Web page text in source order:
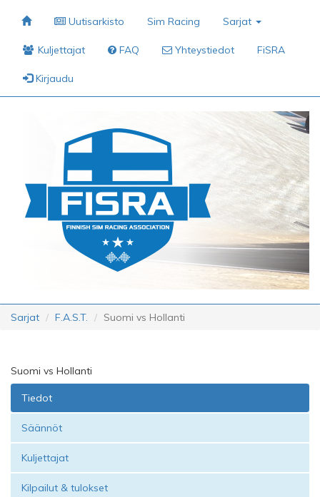
Uutisarkisto Sim Racing Sarjat
Kuljettajat FAQ Yhteystiedot FiSRA
Kirjaudu
Sarjat F.A.S.T. Suomi vs Hollanti
Suomi vs Hollanti
Tiedot
Säännöt
Kuljettajat
Kilpailut & tulokset